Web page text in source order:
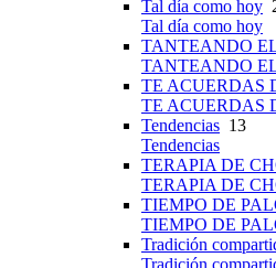
Tal día como hoy
Tal día como hoy
TANTEANDO
TANTEANDO
TE ACUERDAS
TE ACUERDAS
Tendencias 13
Tendencias
TERAPIA DE
TERAPIA DE
TIEMPO DE
TIEMPO DE
Tradición